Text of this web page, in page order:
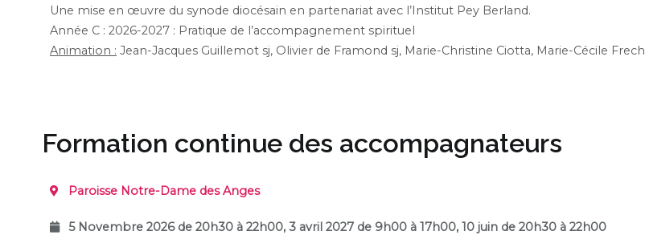
Une mise en œuvre du synode diocésain en partenariat avec l’Institut Pey Berland.
Année C : 2026-2027 : Pratique de l’accompagnement spirituel
Animation : Jean-Jacques Guillemot sj, Olivier de Framond sj, Marie-Christine Ciotta, Marie-Cécile Frech
Formation continue des accompagnateurs
Paroisse Notre-Dame des Anges
5 Novembre 2026 de 20h30 à 22h00,3 avril 2027de 9h00 à 17h00, 10 juin de 20h30 à 22h00